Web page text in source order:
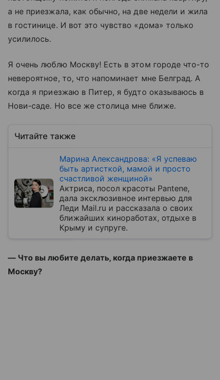
а не приезжала, как обычно, на две недели и жила
в гостинице. И вот это чувство «дома» только
усилилось.
Я очень люблю Москву! Есть в этом городе что-то
невероятное, то, что напоминает мне Белград. А
когда я приезжаю в Питер, я будто оказываюсь в
Нови-саде. Но все же столица мне ближе.
Читайте также
Марина Александрова: «Я успеваю
быть артисткой, мамой и просто
счастливой женщиной»
Актриса, посол красоты Pantene,
дала эксклюзивное интервью для
Леди Mail.ru и рассказала о своих
ближайших киноработах, отдыхе в
Крыму и супруге.
— Что вы любите делать, когда приезжаете в
Москву?